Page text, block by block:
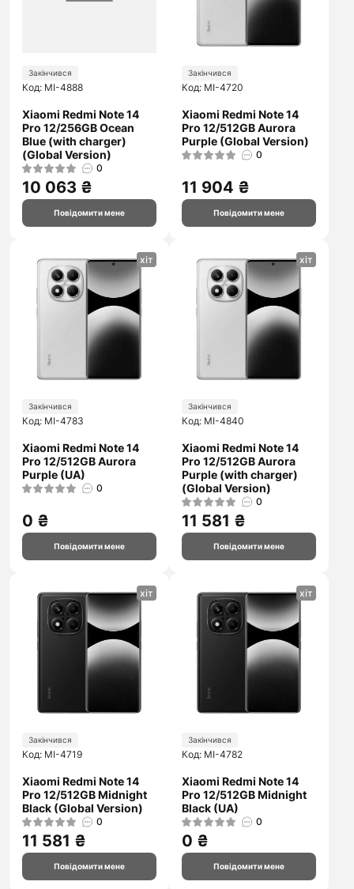
Закінчився
Код: MI-4888
Xiaomi Redmi Note 14
Pro 12/256GB Ocean
Blue (with charger)
(Global Version)
0
10 063 ₴
Повідомити мене
Закінчився
Код: MI-4720
Xiaomi Redmi Note 14
Pro 12/512GB Aurora
Purple (Global Version)
0
11 904 ₴
Повідомити мене
хіт
Закінчився
Код: MI-4783
Xiaomi Redmi Note 14
Pro 12/512GB Aurora
Purple (UA)
0
0 ₴
Повідомити мене
хіт
Закінчився
Код: MI-4840
Xiaomi Redmi Note 14
Pro 12/512GB Aurora
Purple (with charger)
(Global Version)
0
11 581 ₴
Повідомити мене
хіт
Закінчився
Код: MI-4719
Xiaomi Redmi Note 14
Pro 12/512GB Midnight
Black (Global Version)
0
11 581 ₴
Повідомити мене
хіт
Закінчився
Код: MI-4782
Xiaomi Redmi Note 14
Pro 12/512GB Midnight
Black (UA)
0
0 ₴
Повідомити мене